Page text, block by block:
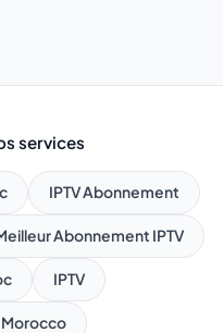
services
IPTV Abonnement
Abonnement IPTV
IPTV
Morocco